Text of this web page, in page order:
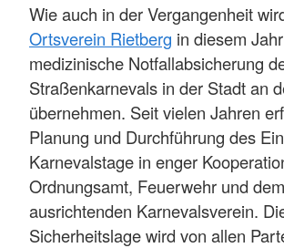
Wie auch in der Vergangenheit
Ortsverein Rietberg in diesem
medizinische Notfallabsicherung
Straßenkarnevals in der Stadt an
übernehmen. Seit vielen Jahren
Planung und Durchführung des
Karnevalstage in enger
Ordnungsamt, Feuerwehr und dem
ausrichtenden Karnevalsverein.
Sicherheitslage wird von allen